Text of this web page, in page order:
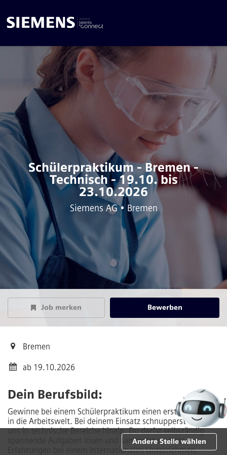
Schülerpraktikum - Bremen -
Technisch - 19.10. bis
23.10.2026
Siemens AG • Bremen
Job merken Bewerben
Bremen
ab 19.10.2026
Dein Berufsbild:
Gewinne bei einem Schülerpraktikum einen ersten Einblick
in die Arbeitswelt. Bei deinem Einsatz schnupperst du bei
uns in technische Bereiche hinein. Du darfst selbständig
spannende Aufgaben lösen und sammelst so erste
Erfahrungen bei einem Internationalen Unternehmen.
Andere Stelle wählen